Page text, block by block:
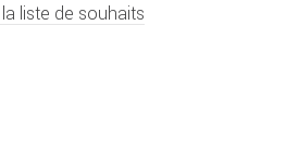
liste de souhaits